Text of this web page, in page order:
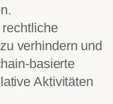
verhindern und
basierte
Aktivitäten